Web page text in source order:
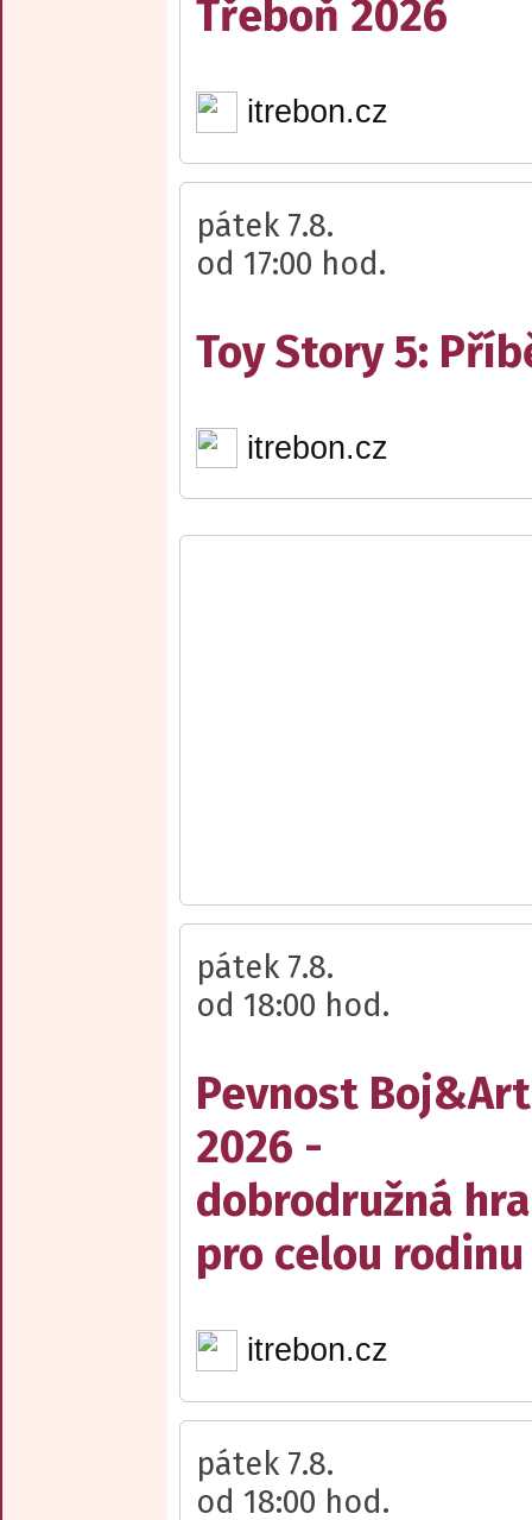
Třeboň 2026
itrebon.cz
pátek 7.8.
od 17:00 hod.
Toy Story 5:
itrebon.cz
pátek 7.8.
od 18:00 hod.
Pevnost Boj&Art
2026 -
dobrodružná hra
pro celou rodinu
itrebon.cz
pátek 7.8.
od 18:00 hod.